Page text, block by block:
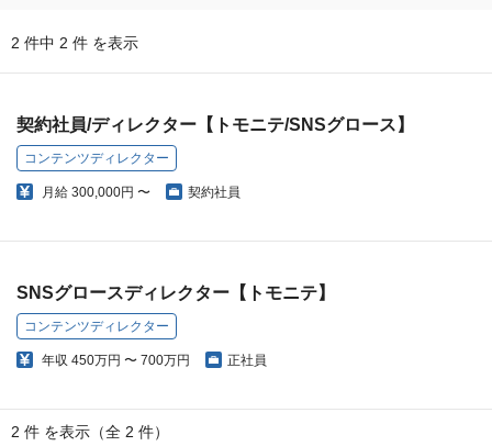
2 件中 2 件 を表示
契約社員/ディレクター【トモニテ/SNSグロース】
コンテンツディレクター
月給 300,000円 〜 契約社員
SNSグロースディレクター【トモニテ】
コンテンツディレクター
年収 450万円 〜 700万円 正社員
2 件 を表示（全 2 件）